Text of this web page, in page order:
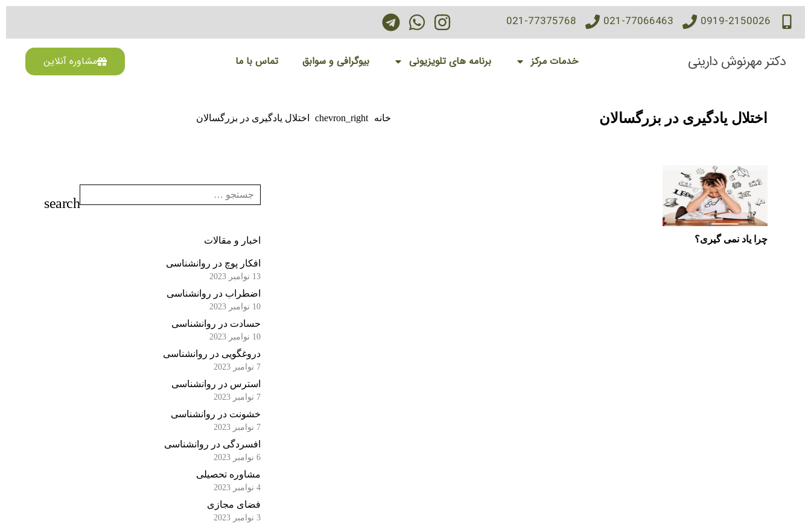
0919-2150026
021-77066463
021-77375768
دکتر مهرنوش دارینی خدمات مرکز برنامه های تلویزیونی بیوگرافی و سوابق تماس با ما مشاوره آنلاین
اختلال یادگیری در بزرگسالان خانه chevron_right اختلال یادگیری در بزرگسالان
چرا یاد نمی گیری؟ اخبار و مقالات
افکار پوچ در روانشناسی
13 نوامبر 2023
اضطراب در روانشناسی
10 نوامبر 2023
حسادت در روانشناسی
10 نوامبر 2023
دروغگویی در روانشناسی
7 نوامبر 2023
استرس در روانشناسی
7 نوامبر 2023
خشونت در روانشناسی
7 نوامبر 2023
افسردگی در روانشناسی
6 نوامبر 2023
مشاوره تحصیلی
4 نوامبر 2023
فضای مجازی
3 نوامبر 2023